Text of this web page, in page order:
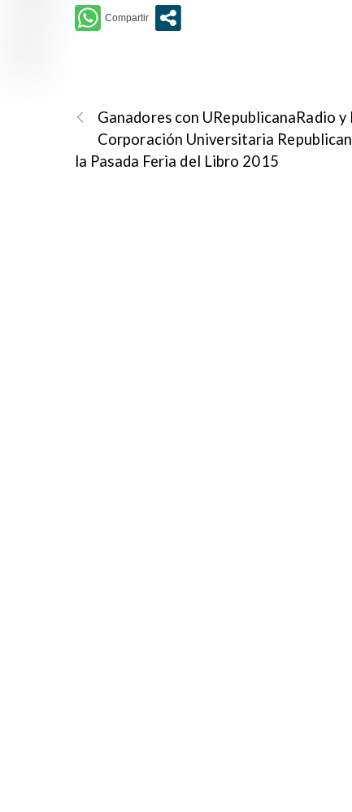
Ganadores con URepublicanaRadio y
Corporación Universitaria
la Pasada Feria del Libro 2015